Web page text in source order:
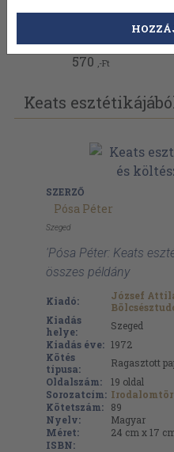
Vissza az előző oldalra
570 ,-Ft
Keats
SZERZŐ
Pósa Péter
Szeged
'Pósa Péter: Keats
összes példány
Kiadó:
József
Kiadás
helye:
Szeged
Kiadás éve: 1972
Kötés
típusa:
Ragasztott
Oldalszám:
19 oldal
Sorozatcím:
Kötetszám:
89
Nyelv:
Magyar
Méret:
24 cm x 17
ISBN: